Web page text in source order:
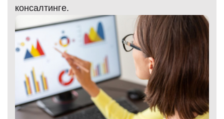
консалтинге.